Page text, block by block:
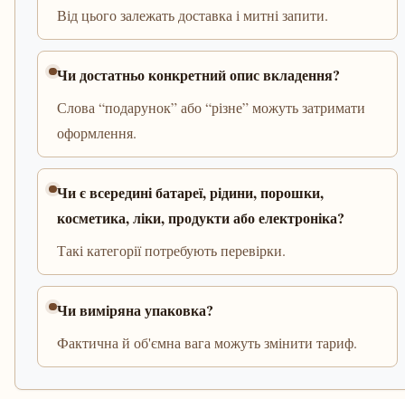
Від цього залежать доставка і митні запити.
Чи достатньо конкретний опис вкладення?
Слова “подарунок” або “різне” можуть затримати
оформлення.
Чи є всередині батареї, рідини, порошки,
косметика, ліки, продукти або електроніка?
Такі категорії потребують перевірки.
Чи виміряна упаковка?
Фактична й об'ємна вага можуть змінити тариф.